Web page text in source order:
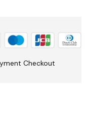
Checkout